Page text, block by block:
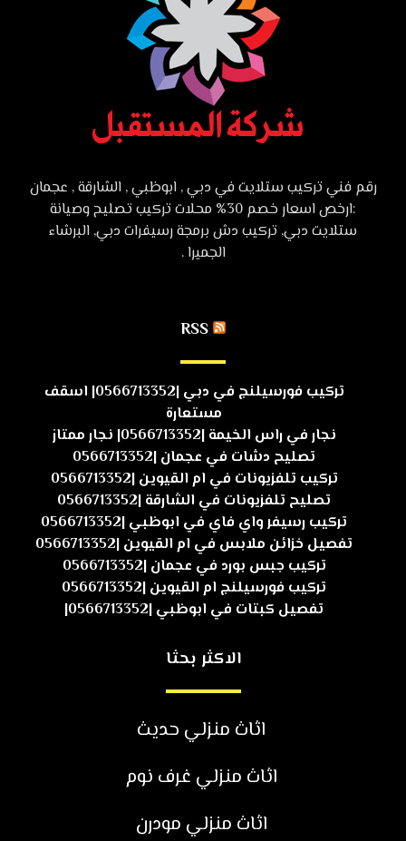
رقم فني تركيب ستلايت في دبي , ابوظبي , الشارقة , عجمان
:ارخص اسعار خصم 30% محلات تركيب تصليح وصيانة
ستلايت دبي, تركيب دش برمجة رسيفرات دبي, البرشاء
الجميرا .
RSS
تركيب فورسيلنج في دبي |0566713352| اسقف
مستعارة
نجار في راس الخيمة |0566713352| نجار ممتاز
تصليح دشات في عجمان |0566713352
تركيب تلفزيونات في ام القيوين |0566713352
تصليح تلفزيونات في الشارقة |0566713352
تركيب رسيفر واي فاي في ابوظبي |0566713352
تفصيل خزائن ملابس في ام القيوين |0566713352
تركيب جبس بورد في عجمان |0566713352
تركيب فورسيلنج ام القيوين |0566713352
تفصيل كبتات في ابوظبي |0566713352|
الاكثر بحثا
اثاث منزلي حديث
اثاث منزلي غرف نوم
اثاث منزلي مودرن